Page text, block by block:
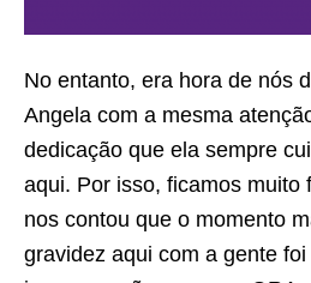
No entanto, era hora de nós
Angela com a mesma
dedicação que ela sempre
aqui. Por isso, ficamos muito
nos contou que o momento
gravidez aqui com a gente